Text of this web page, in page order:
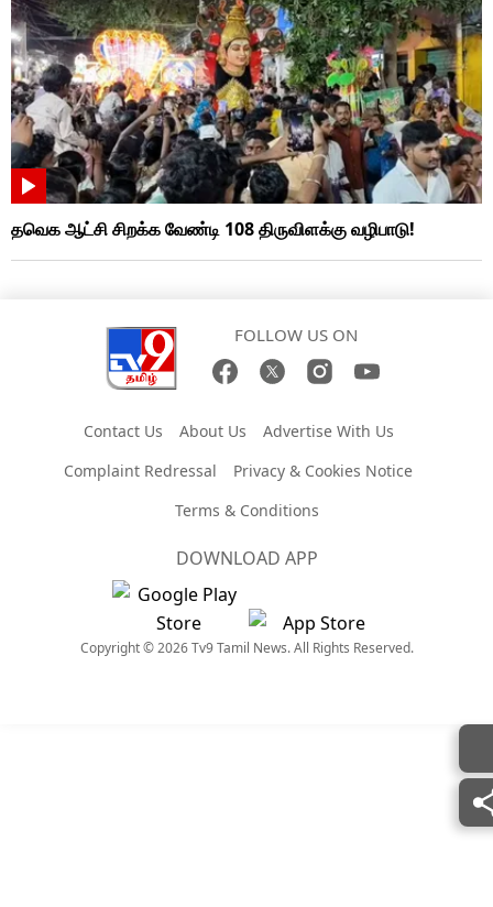
தவெக ஆட்சி சிறக்க வேண்டி 108 திருவிளக்கு வழிபாடு!
FOLLOW US ON
Contact Us About Us
Advertise With Us
Complaint Redressal
Privacy & Cookies Notice
Terms & Conditions
DOWNLOAD APP
Copyright © 2026 Tv9 Tamil News. All Rights Reserved.